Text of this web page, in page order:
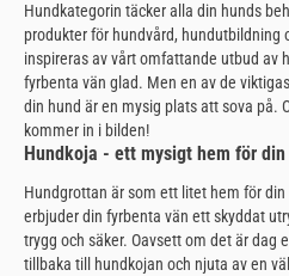
Hundkategorin täcker alla din hunds
produkter för hundvård, hundutbildning
inspireras av vårt omfattande utbud av
fyrbenta vän glad. Men en av de
din hund är en mysig plats att sova på.
kommer in i bilden!
Hundkoja - ett mysigt hem för
Hundgrottan är som ett litet hem för
erbjuder din fyrbenta vän ett skyddat
trygg och säker. Oavsett om det är dag
tillbaka till hundkojan och njuta av en